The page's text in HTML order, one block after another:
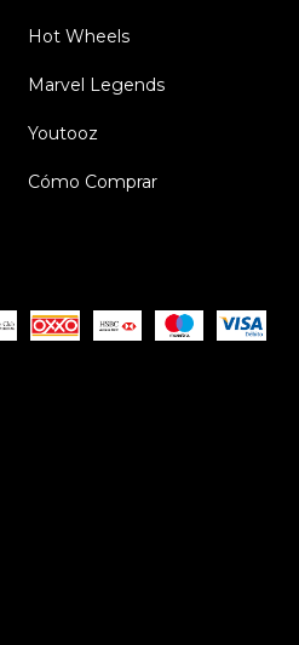
Hot Wheels
Marvel Legends
Youtooz
Cómo Comprar